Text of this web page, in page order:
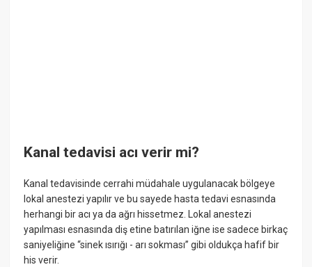
Kanal tedavisi acı verir mi?
Kanal tedavisinde cerrahi müdahale uygulanacak bölgeye
lokal anestezi yapılır ve bu sayede hasta tedavi esnasında
herhangi bir acı ya da ağrı hissetmez. Lokal anestezi
yapılması esnasında diş etine batırılan iğne ise sadece birkaç
saniyeliğine “sinek ısırığı - arı sokması” gibi oldukça hafif bir
his verir.